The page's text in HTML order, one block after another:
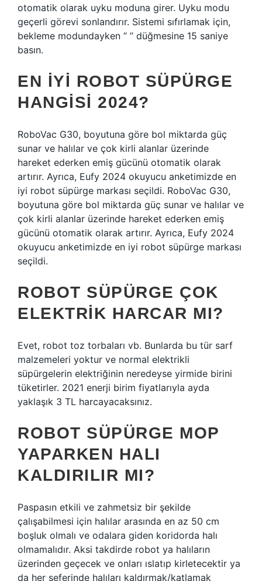
otomatik olarak uyku moduna girer. Uyku modu
geçerli görevi sonlandırır. Sistemi sıfırlamak için,
bekleme modundayken ” ” düğmesine 15 saniye
basın.
EN IYI ROBOT SÜPÜRGE
HANGISI 2024?
RoboVac G30, boyutuna göre bol miktarda güç
sunar ve halılar ve çok kirli alanlar üzerinde
hareket ederken emiş gücünü otomatik olarak
artırır. Ayrıca, Eufy 2024 okuyucu anketimizde en
iyi robot süpürge markası seçildi. RoboVac G30,
boyutuna göre bol miktarda güç sunar ve halılar ve
çok kirli alanlar üzerinde hareket ederken emiş
gücünü otomatik olarak artırır. Ayrıca, Eufy 2024
okuyucu anketimizde en iyi robot süpürge markası
seçildi.
ROBOT SÜPÜRGE ÇOK
ELEKTRIK HARCAR MI?
Evet, robot toz torbaları vb. Bunlarda bu tür sarf
malzemeleri yoktur ve normal elektrikli
süpürgelerin elektriğinin neredeyse yirmide birini
tüketirler. 2021 enerji birim fiyatlarıyla ayda
yaklaşık 3 TL harcayacaksınız.
ROBOT SÜPÜRGE MOP
YAPARKEN HALI
KALDIRILIR MI?
Paspasın etkili ve zahmetsiz bir şekilde
çalışabilmesi için halılar arasında en az 50 cm
boşluk olmalı ve odalara giden koridorda halı
olmamalıdır. Aksi takdirde robot ya halıların
üzerinden geçecek ve onları ıslatıp kirletecektir ya
da her seferinde halıları kaldırmak/katlamak